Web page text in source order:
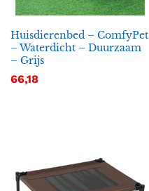
Huisdierenbed – ComfyPet
– Waterdicht – Duurzaam
– Grijs
66,18